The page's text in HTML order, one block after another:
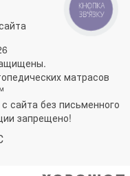
матрасов
сайта без письменного
запрещено!
КНОПКА
ЗВ'ЯЗКУ